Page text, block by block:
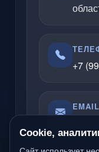
+7
EMAIL
Cookie,